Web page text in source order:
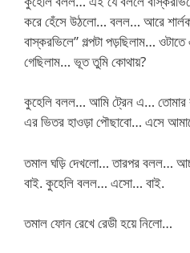
করে হেঁসে উঠলো… বলল… আরে
বাস্করভিলে” গল্পটা পড়ছিলাম…
গেছিলাম… ভূত তুমি কোথায়?
কুহেলি বলল… আমি ট্রেন এ… তোমার
এর ভিতর হাওড়া পৌছাবো… এসে
তমাল ঘড়ি দেখলো… তারপর বলল…
বাই. কুহেলি বলল… এসো… বাই.
তমাল ফোন রেখে রেডী হয়ে নিলো…